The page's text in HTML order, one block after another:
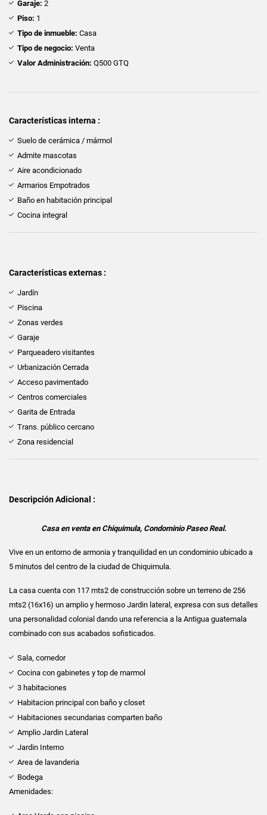
Garaje: 2
Piso: 1
Tipo de inmueble: Casa
Tipo de negocio: Venta
Valor Administración: Q500 GTQ
Características interna :
Suelo de cerámica / mármol
Admite mascotas
Aire acondicionado
Armarios Empotrados
Baño en habitación principal
Cocina integral
Características externas :
Jardín
Piscina
Zonas verdes
Garaje
Parqueadero visitantes
Urbanización Cerrada
Acceso pavimentado
Centros comerciales
Garita de Entrada
Trans. público cercano
Zona residencial
Descripción Adicional :
Casa en venta en Chiquimula, Condominio Paseo Real.
Vive en un entorno de armonia y tranquilidad en un condominio ubicado a
5 minutos del centro de la ciudad de Chiquimula.
La casa cuenta con 117 mts2 de construcción sobre un terreno de 256
mts2 (16x16) un amplio y hermoso Jardin lateral, expresa con sus detalles
una personalidad colonial dando una referencia a la Antigua guatemala
combinado con sus acabados sofisticados.
Sala, comedor
Cocina con gabinetes y top de marmol
3 habitaciones
Habitacion principal con baño y closet
Habitaciones secundarias comparten baño
Amplio Jardin Lateral
Jardin Interno
Area de lavanderia
Bodega
Amenidades: